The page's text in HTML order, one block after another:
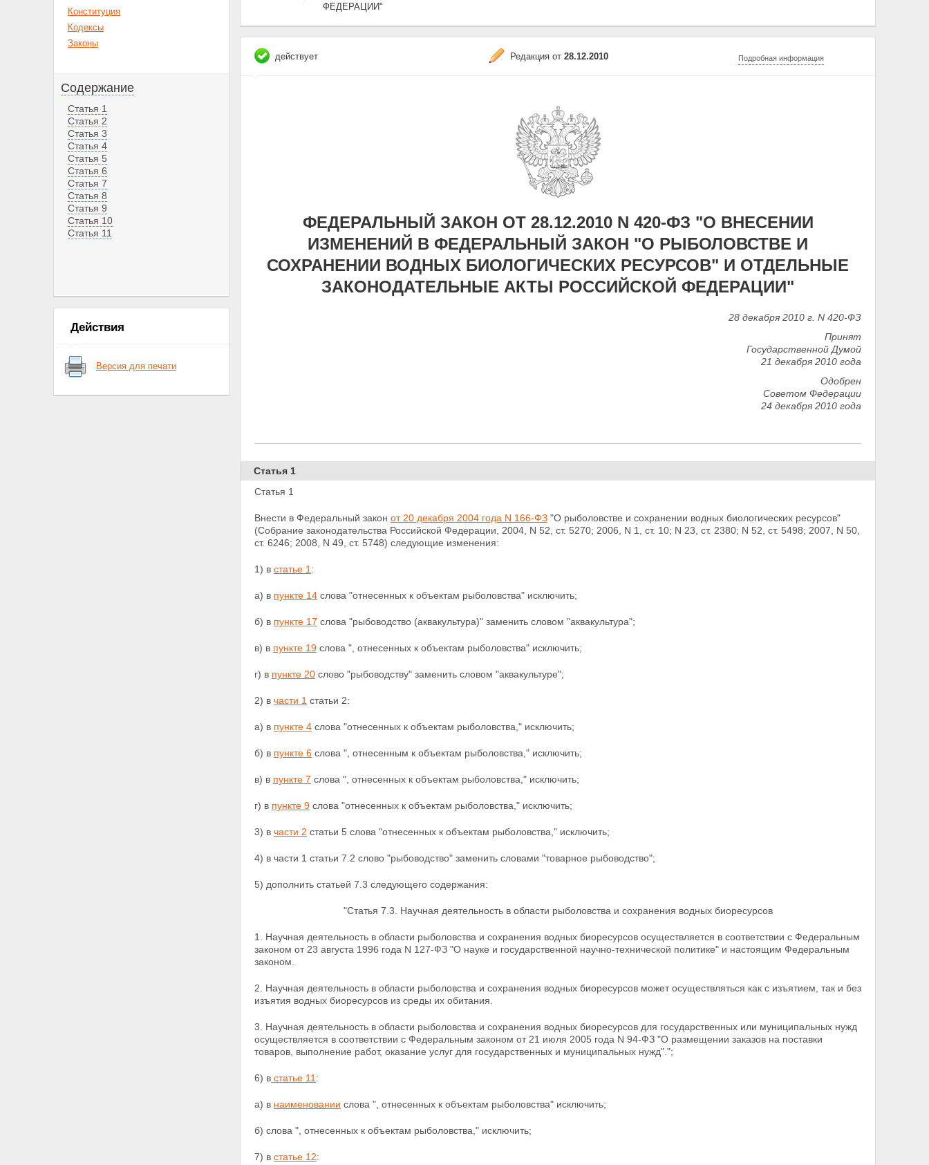
Конституция
Кодексы
Законы
Содержание
Статья 1
Статья 2
Статья 3
Статья 4
Статья 5
Статья 6
Статья 7
Статья 8
Статья 9
Статья 10
Статья 11
Действия
Версия для печати
ФЕДЕРАЦИИ"
действует Редакция от 28.12.2010 Подробная информация
ФЕДЕРАЛЬНЫЙ ЗАКОН ОТ 28.12.2010 N 420-ФЗ "О ВНЕСЕНИИ
ИЗМЕНЕНИЙ В ФЕДЕРАЛЬНЫЙ ЗАКОН "О РЫБОЛОВСТВЕ И
СОХРАНЕНИИ ВОДНЫХ БИОЛОГИЧЕСКИХ РЕСУРСОВ" И ОТДЕЛЬНЫЕ
ЗАКОНОДАТЕЛЬНЫЕ АКТЫ РОССИЙСКОЙ ФЕДЕРАЦИИ"
28 декабря 2010 г. N 420-ФЗ
Принят
Государственной Думой
21 декабря 2010 года
Одобрен
Советом Федерации
24 декабря 2010 года
Статья 1
Статья 1
Внести в Федеральный закон от 20 декабря 2004 года N 166-ФЗ "О рыболовстве и сохранении водных биологических ресурсов"
(Собрание законодательства Российской Федерации, 2004, N 52, ст. 5270; 2006, N 1, ст. 10; N 23, ст. 2380; N 52, ст. 5498; 2007, N 50,
ст. 6246; 2008, N 49, ст. 5748) следующие изменения:
1) в статье 1 :
а) в пункте 14 слова "отнесенных к объектам рыболовства" исключить;
б) в пункте 17 слова "рыбоводство (аквакультура)" заменить словом "аквакультура";
в) в пункте 19 слова ", отнесенных к объектам рыболовства" исключить;
г) в пункте 20 слово "рыбоводству" заменить словом "аквакультуре";
2) в части 1 статьи 2:
а) в пункте 4 слова "отнесенных к объектам рыболовства," исключить;
б) в пункте 6 слова ", отнесенным к объектам рыболовства," исключить;
в) в пункте 7 слова ", отнесенных к объектам рыболовства," исключить;
г) в пункте 9 слова "отнесенных к объектам рыболовства," исключить;
3) в части 2 статьи 5 слова "отнесенных к объектам рыболовства," исключить;
4) в части 1 статьи 7.2 слово "рыбоводство" заменить словами "товарное рыбоводство";
5) дополнить статьей 7.3 следующего содержания:
"Статья 7.3. Научная деятельность в области рыболовства и сохранения водных биоресурсов
1. Научная деятельность в области рыболовства и сохранения водных биоресурсов осуществляется в соответствии с Федеральным
законом от 23 августа 1996 года N 127-ФЗ "О науке и государственной научно-технической политике" и настоящим Федеральным
законом.
2. Научная деятельность в области рыболовства и сохранения водных биоресурсов может осуществляться как с изъятием, так и без
изъятия водных биоресурсов из среды их обитания.
3. Научная деятельность в области рыболовства и сохранения водных биоресурсов для государственных или муниципальных нужд
осуществляется в соответствии с Федеральным законом от 21 июля 2005 года N 94-ФЗ "О размещении заказов на поставки
товаров, выполнение работ, оказание услуг для государственных и муниципальных нужд".";
6) в статье 11 :
а) в наименовании слова ", отнесенных к объектам рыболовства" исключить;
б) слова ", отнесенных к объектам рыболовства," исключить;
7) в статье 12: